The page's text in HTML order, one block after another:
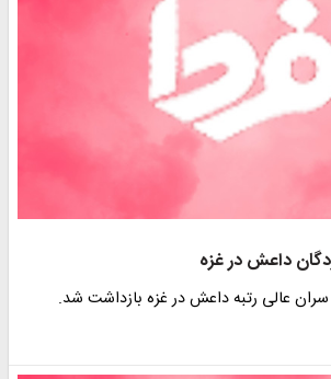
داعش در غزه
عالی رتبه داعش در غزه بازداشت شد.